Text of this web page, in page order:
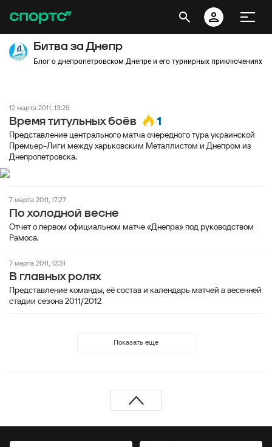
Битва за Днепр
Блог о днепропетровском Днепре и его турнирных приключениях
12 марта 2011, 13:29
Время титульных боёв 1
Представление центрального матча очередного тура украинской
Премьер-Лиги между харьковским Металлистом и Днепром из
Днепропетровска.
7 марта 2011, 17:27
По холодной весне
Отчет о первом официальном матче «Днепра» под руководством
Рамоса.
7 марта 2011, 12:31
В главных ролях
Представление команды, её состав и календарь матчей в весенней
стадии сезона 2011/2012
Показать еще